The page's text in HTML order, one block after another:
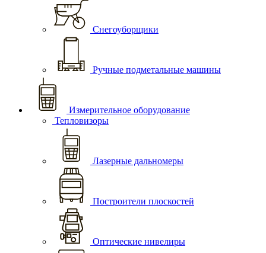
Снегоуборщики
Ручные подметальные машины
Измерительное оборудование
Тепловизоры
Лазерные дальномеры
Построители плоскостей
Оптические нивелиры